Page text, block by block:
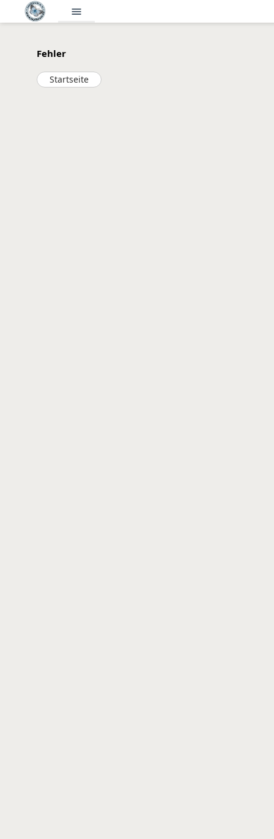
menu
Fehler
Startseite